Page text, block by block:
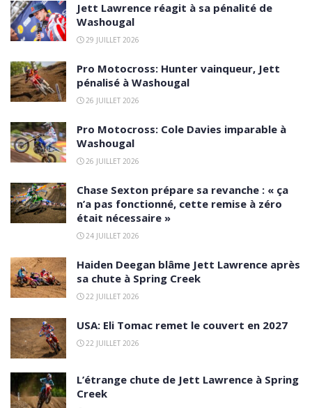
Jett Lawrence réagit à sa pénalité de
Washougal
29 JUILLET 2026
Pro Motocross: Hunter vainqueur, Jett
pénalisé à Washougal
26 JUILLET 2026
Pro Motocross: Cole Davies imparable à
Washougal
26 JUILLET 2026
Chase Sexton prépare sa revanche : « ça
n’a pas fonctionné, cette remise à zéro
était nécessaire »
24 JUILLET 2026
Haiden Deegan blâme Jett Lawrence après
sa chute à Spring Creek
22 JUILLET 2026
USA: Eli Tomac remet le couvert en 2027
22 JUILLET 2026
L’étrange chute de Jett Lawrence à Spring
Creek